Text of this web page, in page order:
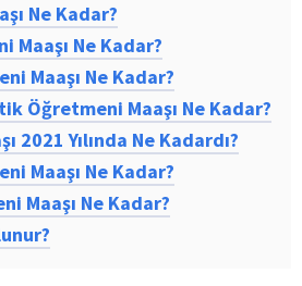
Ne Kadar?
Ne Kadar?
Maaşı Ne Kadar?
Öğretmeni Maaşı Ne Kadar?
Yılında Ne Kadardı?
Maaşı Ne Kadar?
Maaşı Ne Kadar?